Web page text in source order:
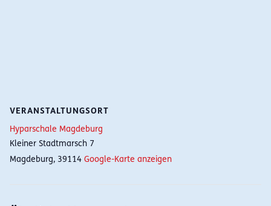
VERANSTALTUNGSORT
Hyparschale Magdeburg
Kleiner Stadtmarsch 7
Magdeburg, 39114 Google-Karte anzeigen